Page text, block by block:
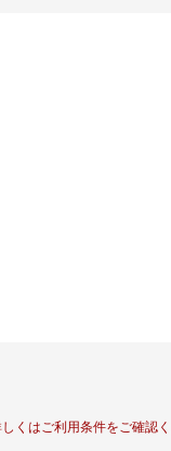
くはご利用条件をご確認く